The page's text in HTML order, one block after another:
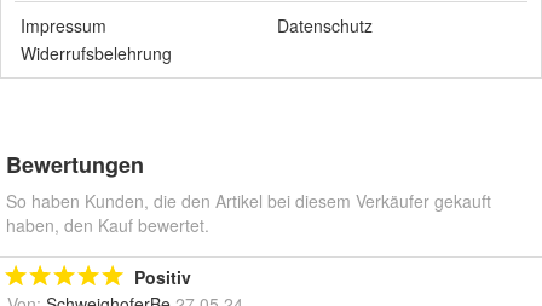
Impressum
Datenschutz
Widerrufsbelehrung
Bewertungen
So haben Kunden, die den Artikel bei diesem Verkäufer gekauft
haben, den Kauf bewertet.
Positiv